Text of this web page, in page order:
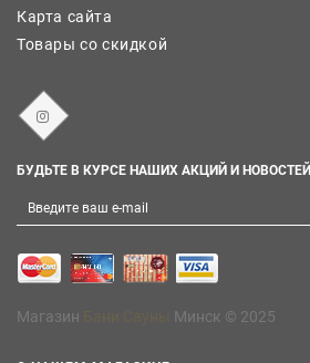
Карта сайта
Товары со скидкой
БУДЬТЕ В КУРСЕ НАШИХ АКЦИЙ И НОВОСТЕЙ
Магазин Минск © 2025